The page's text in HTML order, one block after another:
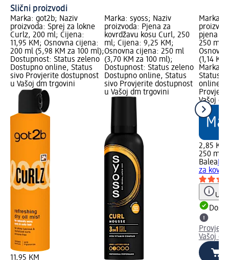
Slični proizvodi
Marka: got2b; Naziv
proizvoda: Sprej za lokne
Curlz, 200 ml; Cijena:
11,95 KM; Osnovna cijena:
200 ml (5,98 KM za 100 ml);
Dostupnost: Status zeleno
Dostupno online, Status
sivo Provjerite dostupnost
u Vašoj dm trgovini
11,95 KM
Marka: syoss; Naziv
proizvoda: Pjena za
kovrdžavu kosu Curl, 250
ml; Cijena: 9,25 KM;
Osnovna cijena: 250 ml
(3,70 KM za 100 ml);
Dostupnost: Status zeleno
Dostupno online, Status
sivo Provjerite dostupnost
u Vašoj dm trgovini
Marka:
pjena
250 ml;
(1,14
Marka
Status
online,
Vašoj
2,85 KM
250 ml
Balea
za
Vašoj